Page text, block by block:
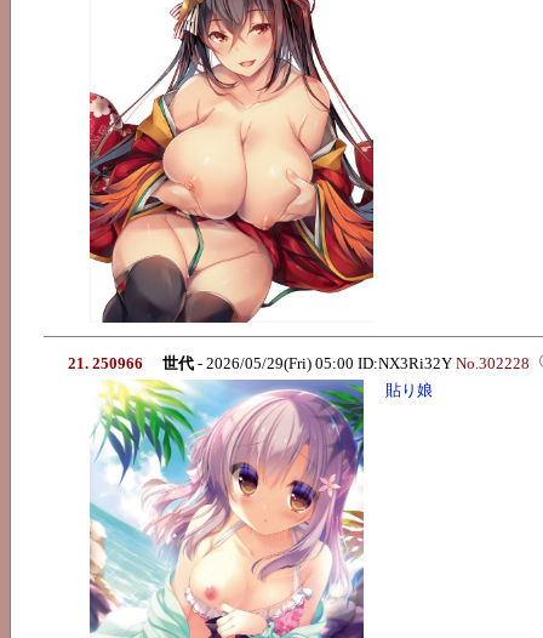
21. 250966 世代 - 2026/05/29(Fri) 05:00 ID:NX3Ri32Y No.302228
貼り娘